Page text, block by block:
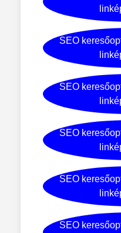
SEO
SEO
SEO
SEO
SEO